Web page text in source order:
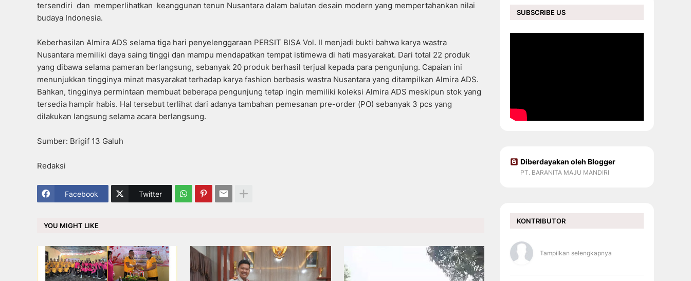
tersendiri dan memperlihatkan keanggunan tenun Nusantara dalam balutan desain modern yang mempertahankan nilai
budaya Indonesia.
Keberhasilan Almira ADS selama tiga hari penyelenggaraan PERSIT BISA Vol. II menjadi bukti bahwa karya wastra
Nusantara memiliki daya saing tinggi dan mampu mendapatkan tempat istimewa di hati masyarakat. Dari total 22 produk
yang dibawa selama pameran berlangsung, sebanyak 20 produk berhasil terjual kepada para pengunjung. Capaian ini
menunjukkan tingginya minat masyarakat terhadap karya fashion berbasis wastra Nusantara yang ditampilkan Almira ADS.
Bahkan, tingginya permintaan membuat beberapa pengunjung tetap ingin memiliki koleksi Almira ADS meskipun stok yang
tersedia hampir habis. Hal tersebut terlihat dari adanya tambahan pemesanan pre-order (PO) sebanyak 3 pcs yang
dilakukan langsung selama acara berlangsung.
Sumber: Brigif 13 Galuh
Redaksi
Facebook Twitter
YOU MIGHT LIKE
SUBSCRIBE US
Diberdayakan oleh Blogger
PT. BARANITA MAJU MANDIRI
KONTRIBUTOR
Tampilkan selengkapnya